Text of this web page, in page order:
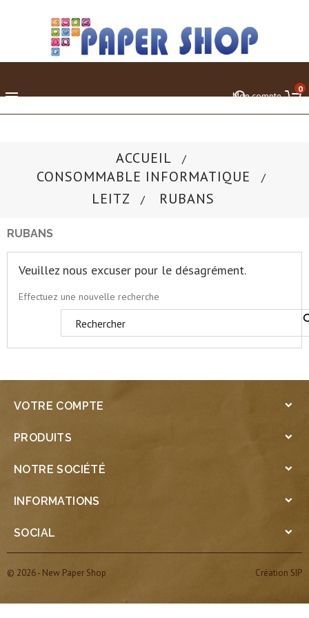
 0
Mon compte
ACCUEIL
CONSOMMABLE INFORMATIQUE
LEITZ
RUBANS
RUBANS
Veuillez nous excuser pour le désagrément.
Effectuez une nouvelle recherche
VOTRE COMPTE 
PRODUITS 
NOTRE SOCIÉTÉ 
INFORMATIONS 
SOCIAL 
© 2026 - New Paper Shop Création SIP